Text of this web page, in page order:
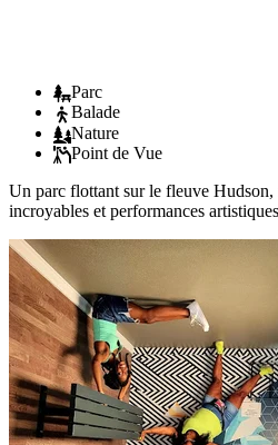
Parc
Balade
Nature
Point de Vue
Un parc flottant sur le fleuve Hudson,
incroyables et performances